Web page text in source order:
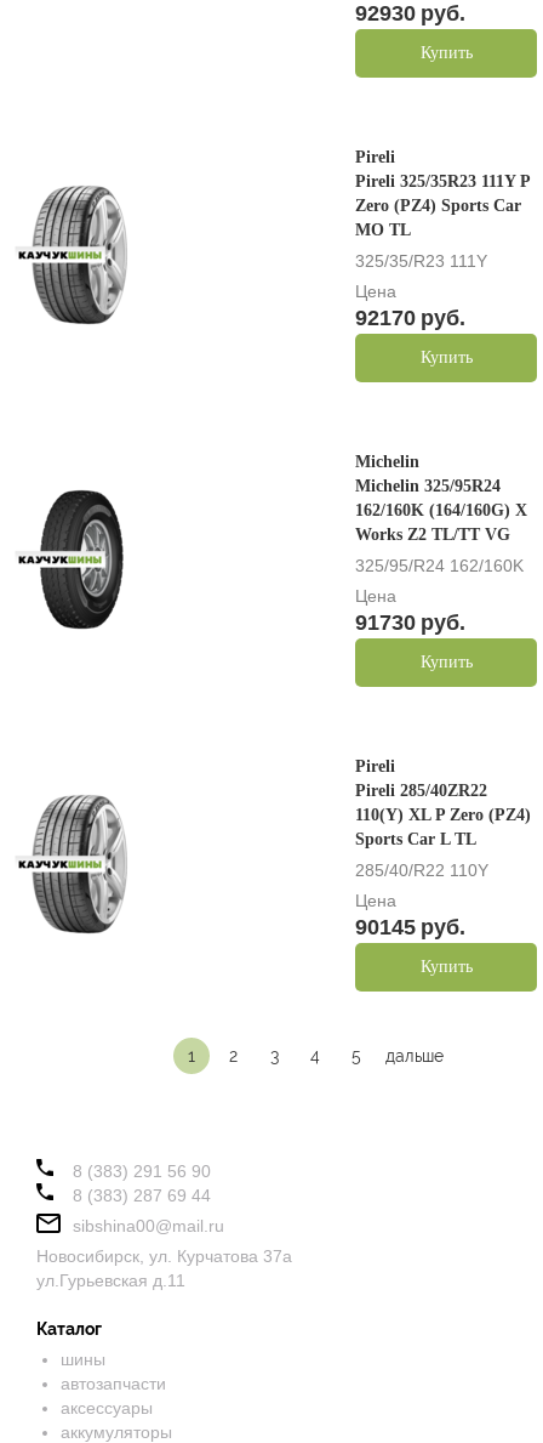
92930 руб.
Купить
Pireli
Pireli 325/35R23 111Y P
Zero (PZ4) Sports Car
MO TL
325/35/R23 111Y
Цена
92170 руб.
Купить
Michelin
Michelin 325/95R24
162/160K (164/160G) X
Works Z2 TL/TT VG
325/95/R24 162/160K
Цена
91730 руб.
Купить
Pireli
Pireli 285/40ZR22
110(Y) XL P Zero (PZ4)
Sports Car L TL
285/40/R22 110Y
Цена
90145 руб.
Купить
1 2 3 4 5 дальше
8 (383) 291 56 90
8 (383) 287 69 44
sibshina00@mail.ru
Новосибирск, ул. Курчатова 37а
ул.Гурьевская д.11
Каталог
шины
автозапчасти
аксессуары
аккумуляторы